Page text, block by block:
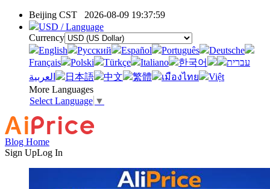
Beijing CST 2026-08-09 19:37:59
USD / Language
Currency
English
Pусский Español Português
Deutsche
Français
Polski Türkçe Italiano 한국어
עברית
العربية
日本語 中文 繁體 เมืองไทย
Việt
More Languages
Select Language ▼
Blog Home
Sign UpLog In